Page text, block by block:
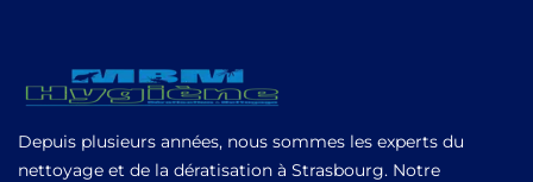
Depuis plusieurs années, nous sommes les experts du
nettoyage et de la dératisation à Strasbourg. Notre